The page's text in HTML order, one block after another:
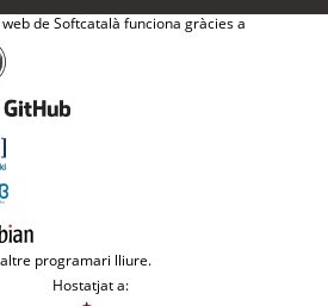
web de Softcatalà funciona gràcies a
programari lliure.
Hostatjat a: